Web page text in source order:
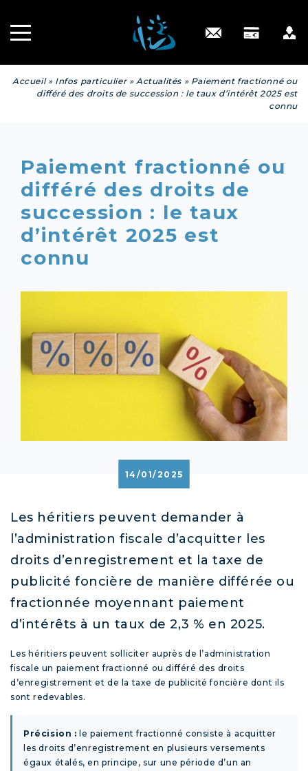
Engagé RSE
Contact
Accueil» Infos particulier» Actualités» Paiement fractionné ou
différé des droits de succession : le taux d’intérêt 2025 est
connu
Paiement fractionné ou
différé des droits de
succession : le taux
d’intérêt 2025 est
connu
14/01/2025
Les héritiers peuvent demander à
l’administration fiscale d’acquitter les
droits d’enregistrement et la taxe de
publicité foncière de manière différée ou
fractionnée moyennant paiement
d’intérêts à un taux de 2,3 % en 2025.
Les héritiers peuvent solliciter auprès de l’administration
fiscale un paiement fractionné ou différé des droits
d’enregistrement et de la taxe de publicité foncière dont ils
sont redevables.
Précision : le paiement fractionné consiste à acquitter
les droits d’enregistrement en plusieurs versements
égaux étalés, en principe, sur une période d’un an